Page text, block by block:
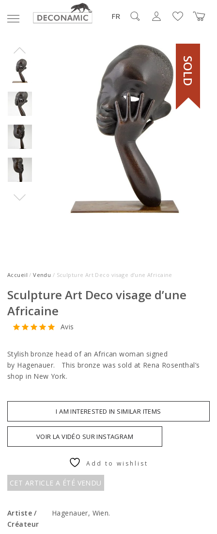
FR
SOLD
Accueil /Vendu / Sculpture Art Deco visage d’une Africaine
Sculpture Art Deco visage d’une
Africaine
Avis
Stylish bronze head of an African woman signed
by Hagenauer. This bronze was sold at Rena Rosenthal’s
shop in New York.
I AM INTERESTED IN SIMILAR ITEMS
CET ARTICLE A ÉTÉ VENDU
VOIR LA VIDÉO SUR INSTAGRAM
Add to wishlist
Artiste /
Créateur
Hagenauer, Wien.